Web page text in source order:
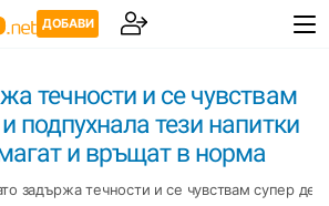
ДОБАВИ
течности и се чувствам
подпухнала тези напитки
и връщат в норма
задържа течности и се чувствам супер